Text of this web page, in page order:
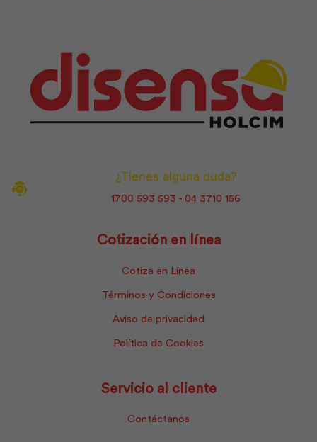
¿Tienes alguna duda?
1700 593 593 - 04 3710 156
Cotización en línea
Cotiza en Línea
Términos y Condiciones
Aviso de privacidad
Política de Cookies
Servicio al cliente
Contáctanos